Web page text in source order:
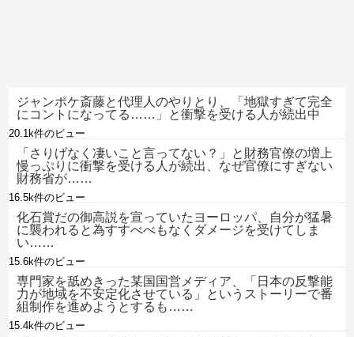
ジャンポケ斎藤と代理人のやりとり、「地獄すぎて完全
にコントになってる……」と衝撃を受ける人が続出中
20.1k件のビュー
「さりげなく凄いこと言ってない？」と財務官僚の増上
慢っぷりに衝撃を受ける人が続出、なぜ官僚にすぎない
財務省が……
16.5k件のビュー
化石賞だの御高説を宣っていたヨーロッパ、自分が猛暑
に襲われると為すすべべもなくダメージを受けてしま
い……
15.6k件のビュー
専門家を舐めきった某国国営メディア、「日本の反撃能
力が地域を不安定化させている」というストーリーで番
組制作を進めようとするも……
15.4k件のビュー